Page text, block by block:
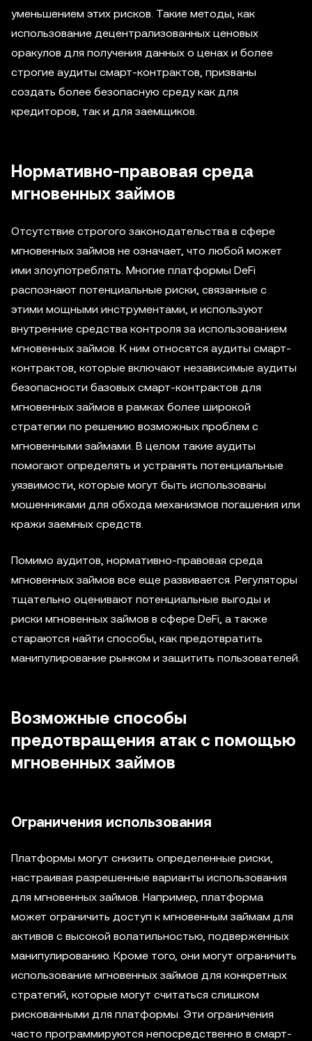
уменьшением этих рисков. Такие методы, как
использование децентрализованных ценовых
оракулов для получения данных о ценах и более
строгие аудиты смарт-контрактов, призваны
создать более безопасную среду как для
кредиторов, так и для заемщиков.
Нормативно-правовая среда
мгновенных займов
Отсутствие строгого законодательства в сфере
мгновенных займов не означает, что любой может
ими злоупотреблять. Многие платформы DeFi
распознают потенциальные риски, связанные с
этими мощными инструментами, и используют
внутренние средства контроля за использованием
мгновенных займов. К ним относятся аудиты смарт-
контрактов, которые включают независимые аудиты
безопасности базовых смарт-контрактов для
мгновенных займов в рамках более широкой
стратегии по решению возможных проблем с
мгновенными займами. В целом такие аудиты
помогают определять и устранять потенциальные
уязвимости, которые могут быть использованы
мошенниками для обхода механизмов погашения или
кражи заемных средств.
Помимо аудитов, нормативно-правовая среда
мгновенных займов все еще развивается. Регуляторы
тщательно оценивают потенциальные выгоды и
риски мгновенных займов в сфере DeFi, а также
стараются найти способы, как предотвратить
манипулирование рынком и защитить пользователей.
Возможные способы
предотвращения атак с помощью
мгновенных займов
Ограничения использования
Платформы могут снизить определенные риски,
настраивая разрешенные варианты использования
для мгновенных займов. Например, платформа
может ограничить доступ к мгновенным займам для
активов с высокой волатильностью, подверженных
манипулированию. Кроме того, они могут ограничить
использование мгновенных займов для конкретных
стратегий, которые могут считаться слишком
рискованными для платформы. Эти ограничения
часто программируются непосредственно в смарт-